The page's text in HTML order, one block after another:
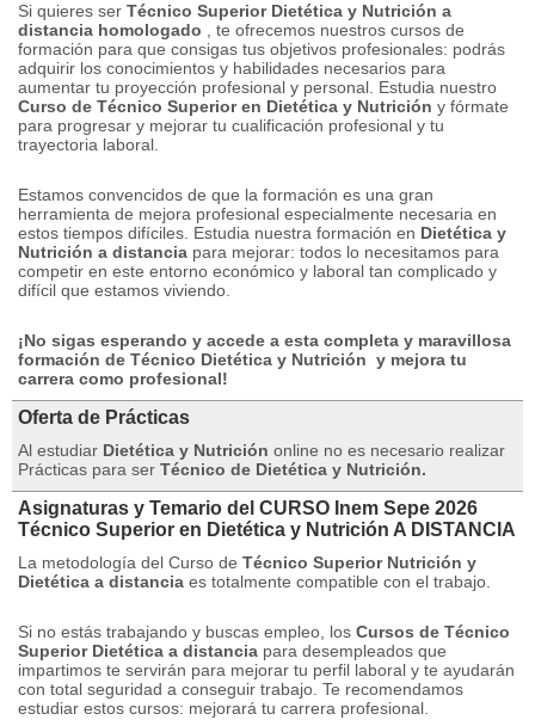
Si quieres ser Técnico Superior Dietética y Nutrición a
distancia homologado , te ofrecemos nuestros cursos de
formación para que consigas tus objetivos profesionales: podrás
adquirir los conocimientos y habilidades necesarios para
aumentar tu proyección profesional y personal. Estudia nuestro
Curso de Técnico Superior en Dietética y Nutrición y fórmate
para progresar y mejorar tu cualificación profesional y tu
trayectoria laboral.
Estamos convencidos de que la formación es una gran
herramienta de mejora profesional especialmente necesaria en
estos tiempos difíciles. Estudia nuestra formación en Dietética y
Nutrición a distancia para mejorar: todos lo necesitamos para
competir en este entorno económico y laboral tan complicado y
difícil que estamos viviendo.
¡No sigas esperando y accede a esta completa y maravillosa
formación de Técnico Dietética y Nutrición y mejora tu
carrera como profesional!
Oferta de Prácticas
Al estudiar Dietética y Nutrición online no es necesario realizar
Prácticas para ser Técnico de Dietética y Nutrición.
Asignaturas y Temario del CURSO Inem Sepe 2026
Técnico Superior en Dietética y Nutrición A DISTANCIA
La metodología del Curso de Técnico Superior Nutrición y
Dietética a distancia es totalmente compatible con el trabajo.
Si no estás trabajando y buscas empleo, los Cursos de Técnico
Superior Dietética a distancia para desempleados que
impartimos te servirán para mejorar tu perfil laboral y te ayudarán
con total seguridad a conseguir trabajo. Te recomendamos
estudiar estos cursos: mejorará tu carrera profesional.